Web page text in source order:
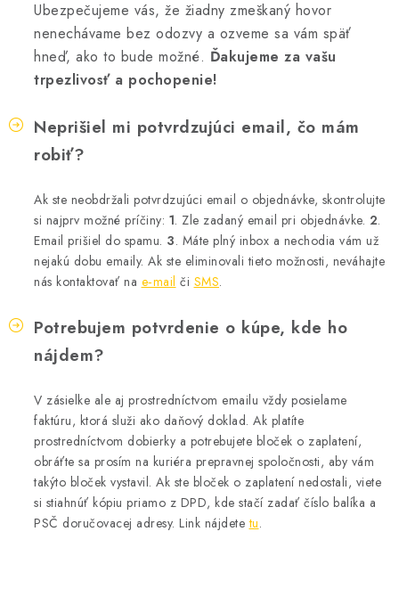
Ubezpečujeme vás, že žiadny zmeškaný hovor
nenechávame bez odozvy a ozveme sa vám späť
hneď, ako to bude možné. Ďakujeme za vašu
trpezlivosť a pochopenie!
Neprišiel mi potvrdzujúci email, čo mám
robiť?
Ak ste neobdržali potvrdzujúci email o objednávke, skontrolujte
si najprv možné príčiny: 1. Zle zadaný email pri objednávke. 2.
Email prišiel do spamu. 3. Máte plný inbox a nechodia vám už
nejakú dobu emaily. Ak ste eliminovali tieto možnosti, neváhajte
nás kontaktovať na e‑mail či SMS.
Potrebujem potvrdenie o kúpe, kde ho
nájdem?
V zásielke ale aj prostredníctvom emailu vždy posielame
faktúru, ktorá služi ako daňový doklad. Ak platíte
prostredníctvom dobierky a potrebujete bloček o zaplatení,
obráťte sa prosím na kuriéra prepravnej spoločnosti, aby vám
takýto bloček vystavil. Ak ste bloček o zaplatení nedostali, viete
si stiahnúť kópiu priamo z DPD, kde stačí zadať číslo balíka a
PSČ doručovacej adresy. Link nájdetetu.